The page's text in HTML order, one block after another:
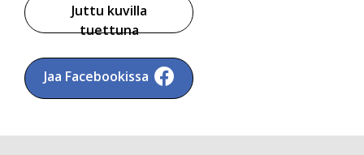
Juttu kuvilla
tuettuna
Jaa Facebookissa